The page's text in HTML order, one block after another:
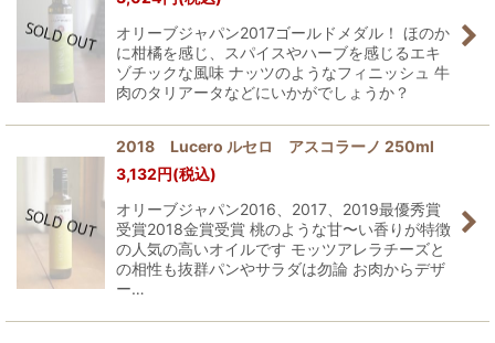
絞り込む
オリーブジャパン2017ゴールドメダル！ ほのか
に柑橘を感じ、スパイスやハーブを感じるエキ
ゾチックな風味 ナッツのようなフィニッシュ 牛
肉のタリアータなどにいかがでしょうか？
2018 Lucero ルセロ アスコラーノ 250ml
3,132円(税込)
オリーブジャパン2016、2017、2019最優秀賞
受賞2018金賞受賞 桃のような甘〜い香りが特徴
の人気の高いオイルです モッツアレラチーズと
の相性も抜群パンやサラダは勿論 お肉からデザ
ー…